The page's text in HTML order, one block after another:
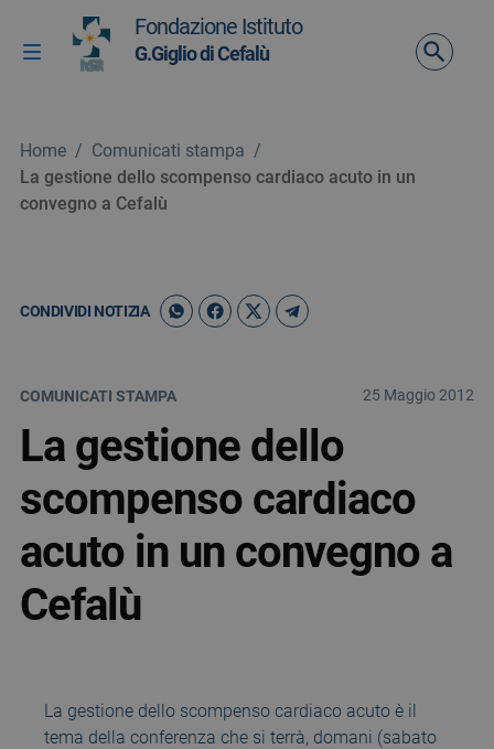
Vai ai contenuti
Vai al menu di navigazione
Vai al footer
Attiva / disattiva la navigazione
Fondazione Istituto
G.Giglio di Cefalù
Home / Comunicati stampa /
La gestione dello scompenso cardiaco acuto in un
convegno a Cefalù
CONDIVIDI NOTIZIA
COMUNICATI STAMPA 25 Maggio 2012
La gestione dello
scompenso cardiaco
acuto in un convegno a
Cefalù
La gestione dello scompenso cardiaco acuto è il
tema della conferenza che si terrà, domani (sabato